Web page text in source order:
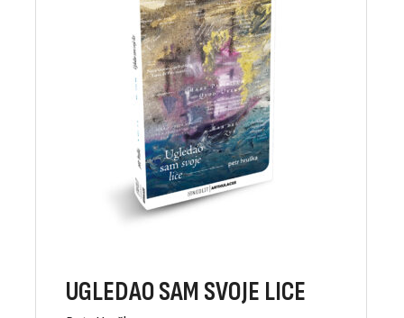
UGLEDAO SAM SVOJE LICE